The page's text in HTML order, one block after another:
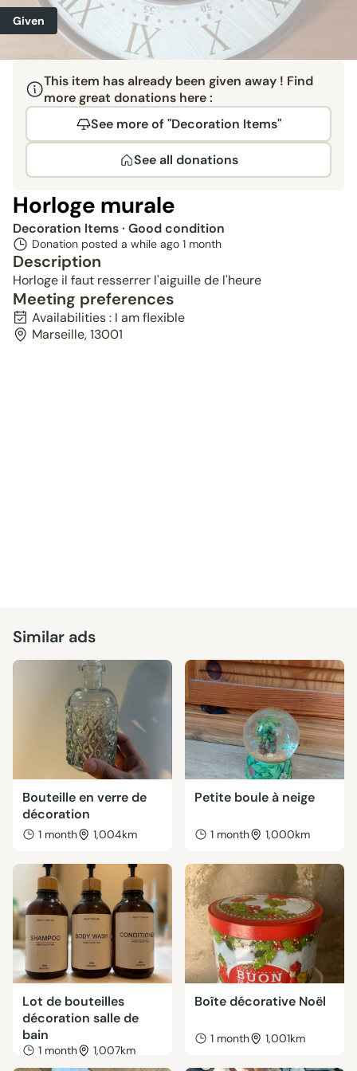
Given
This item has already been given away ! Find
more great donations here :
See more of "Decoration Items"
See all donations
Horloge murale
Decoration Items· Good condition
Donation posted a while ago 1 month
Description
Horloge il faut resserrer l'aiguille de l'heure
Meeting preferences
Availabilities : I am flexible
Marseille, 13001
Similar ads
Bouteille en verre de
décoration
1 month 1,004km
Petite boule à neige
1 month 1,000km
Lot de bouteilles
décoration salle de
bain
1 month 1,007km
Boîte décorative Noël
1 month 1,001km